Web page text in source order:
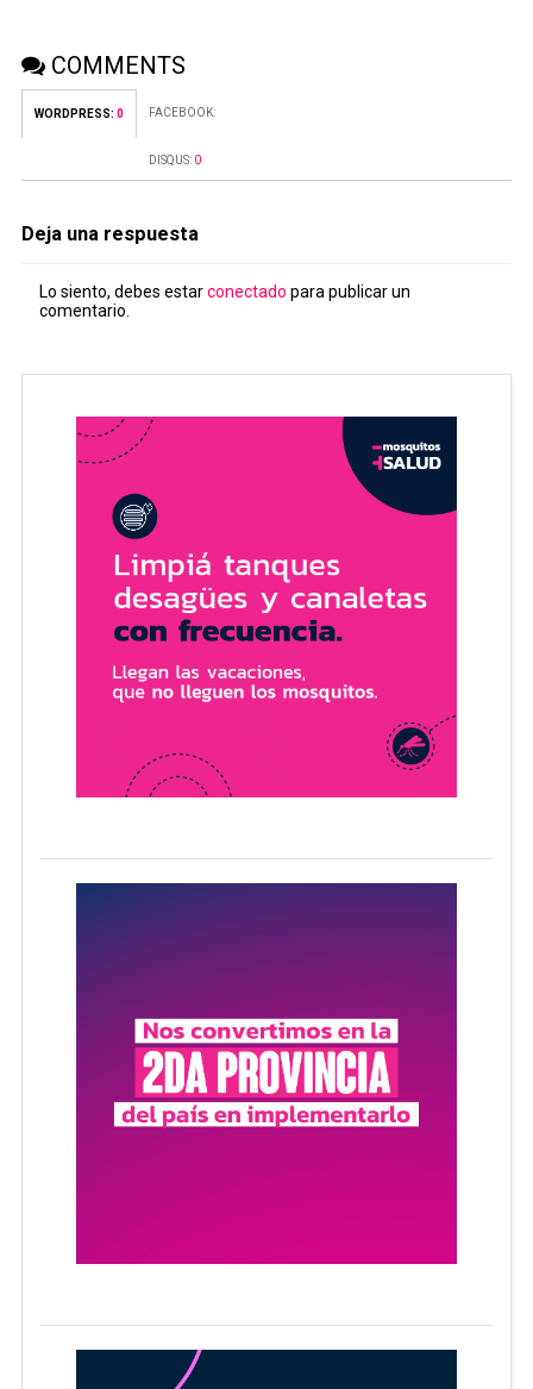
COMMENTS
WORDPRESS: 0 FACEBOOK:
DISQUS: 0
Deja una respuesta
Lo siento, debes estarconectado para publicar un
comentario.